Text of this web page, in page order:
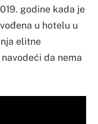
godine kada je
u hotelu u
elitne
da nema